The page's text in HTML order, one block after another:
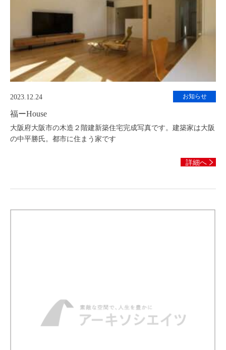
2023.12.24
福ーHouse
大阪府大阪市の木造２階建新築住宅完成写真です。建築家は大阪
の中平勝氏。都市に住まう家です
お知らせ
詳細へ